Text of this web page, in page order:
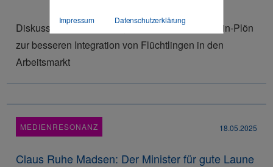
Impressum Datenschutzerklärung
Diskussionsveranstaltung der Sektion Ostholstein-Plön
zur besseren Integration von Flüchtlingen in den
Arbeitsmarkt
MEDIENRESONANZ 18.05.2025
Claus Ruhe Madsen: Der Minister für gute Laune